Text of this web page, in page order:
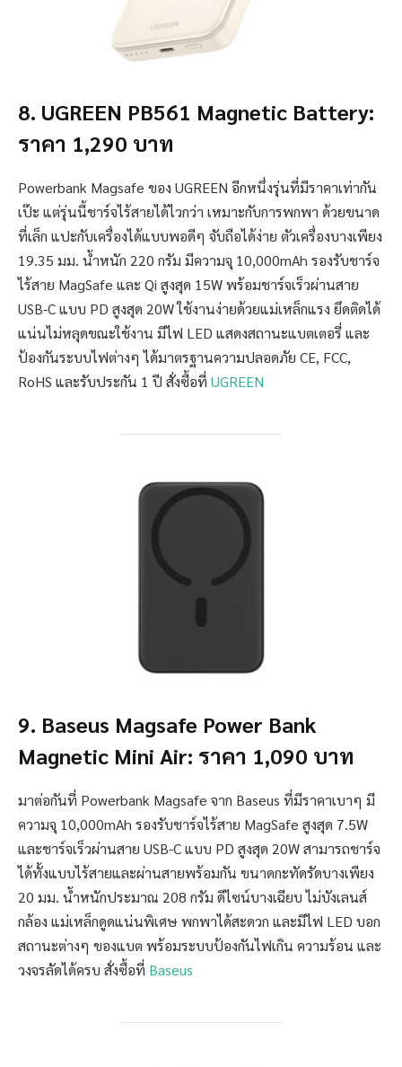
8. UGREEN PB561 Magnetic Battery:
ราคา 1,290 บาท
Powerbank Magsafe ของ UGREEN อีกหนึ่งรุ่นที่มีราคาเท่ากัน
เป๊ะ แต่รุ่นนี้ชาร์จไร้สายได้ไวกว่า เหมาะกับการพกพา ด้วยขนาด
ที่เล็ก แปะกับเครื่องได้แบบพอดีๆ จับถือได้ง่าย ตัวเครื่องบางเพียง
19.35 มม. น้ำหนัก 220 กรัม มีความจุ 10,000mAh รองรับชาร์จ
ไร้สาย MagSafe และ Qi สูงสุด 15W พร้อมชาร์จเร็วผ่านสาย
USB-C แบบ PD สูงสุด 20W ใช้งานง่ายด้วยแม่เหล็กแรง ยึดติดได้
แน่นไม่หลุดขณะใช้งาน มีไฟ LED แสดงสถานะแบตเตอรี่ และ
ป้องกันระบบไฟต่างๆ ได้มาตรฐานความปลอดภัย CE, FCC,
RoHS และรับประกัน 1 ปี สั่งซื้อที่ UGREEN
9. Baseus Magsafe Power Bank
Magnetic Mini Air: ราคา 1,090 บาท
มาต่อกันที่ Powerbank Magsafe จาก Baseus ที่มีราคาเบาๆ มี
ความจุ 10,000mAh รองรับชาร์จไร้สาย MagSafe สูงสุด 7.5W
และชาร์จเร็วผ่านสาย USB-C แบบ PD สูงสุด 20W สามารถชาร์จ
ได้ทั้งแบบไร้สายและผ่านสายพร้อมกัน ขนาดกะทัดรัดบางเพียง
20 มม. น้ำหนักประมาณ 208 กรัม ดีไซน์บางเฉียบ ไม่บังเลนส์
กล้อง แม่เหล็กดูดแน่นพิเศษ พกพาได้สะดวก และมีไฟ LED บอก
สถานะต่างๆ ของแบต พร้อมระบบป้องกันไฟเกิน ความร้อน และ
วงจรลัดได้ครบ สั่งซื้อที่ Baseus